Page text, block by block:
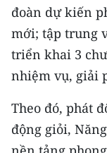
đoàn dự kiến
mới; tập trung
triển khai 3
nhiệm vụ, giải
Theo đó, phát
động giỏi,